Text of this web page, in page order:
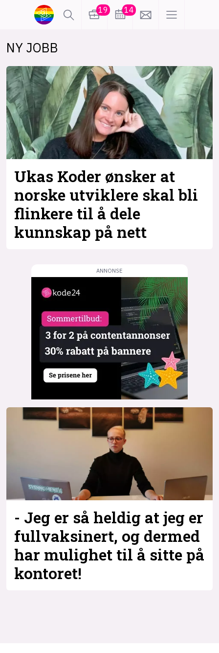
19 14
NY JOBB
Ukas Koder ønsker at
norske utviklere skal bli
flinkere til å dele
kunnskap på nett
- Jeg er så heldig at jeg er
fullvaksinert, og dermed
har mulighet til å sitte på
kontoret!
lønn
karriere
meninger
utdanning sikkerhet
kontor
frontend
backend
apputvikling
tilgjengelighet
ukas koder
inn/ut
hobby
nyhetsbrev
kode24-klubben
LinkedIn
Bluesky
Facebook
annonseguide
suksesshistorier